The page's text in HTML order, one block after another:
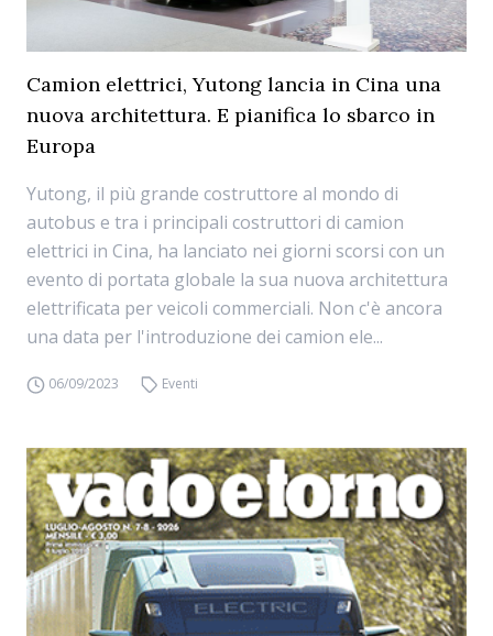
Camion elettrici, Yutong lancia in Cina una
nuova architettura. E pianifica lo sbarco in
Europa
Yutong, il più grande costruttore al mondo di
autobus e tra i principali costruttori di camion
elettrici in Cina, ha lanciato nei giorni scorsi con un
evento di portata globale la sua nuova architettura
elettrificata per veicoli commerciali. Non c'è ancora
una data per l'introduzione dei camion ele...
06/09/2023 Eventi